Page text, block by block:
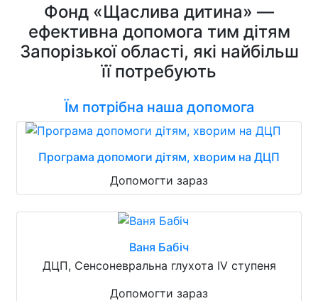
Фонд «Щаслива дитина» —
ефективна допомога тим дітям
Запорізької області, які найбільш
її потребують
Їм потрібна наша допомога
Програма допомоги дітям, хворим на ДЦП
Допомогти зараз
Ваня Бабіч
ДЦП, Сенсоневральна глухота IV ступеня
Допомогти зараз